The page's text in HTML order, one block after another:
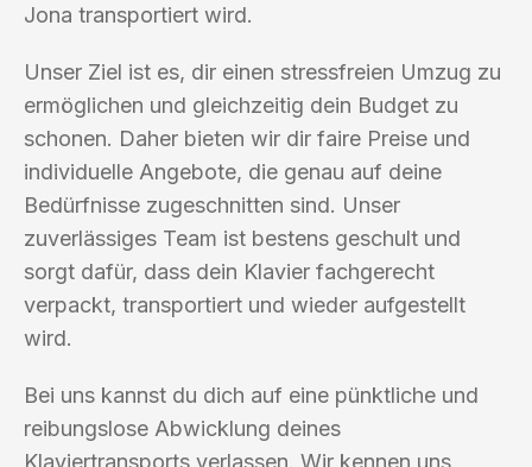
Jona transportiert wird.
Unser Ziel ist es, dir einen stressfreien Umzug zu
ermöglichen und gleichzeitig dein Budget zu
schonen. Daher bieten wir dir faire Preise und
individuelle Angebote, die genau auf deine
Bedürfnisse zugeschnitten sind. Unser
zuverlässiges Team ist bestens geschult und
sorgt dafür, dass dein Klavier fachgerecht
verpackt, transportiert und wieder aufgestellt
wird.
Bei uns kannst du dich auf eine pünktliche und
reibungslose Abwicklung deines
Klaviertransports verlassen. Wir kennen uns